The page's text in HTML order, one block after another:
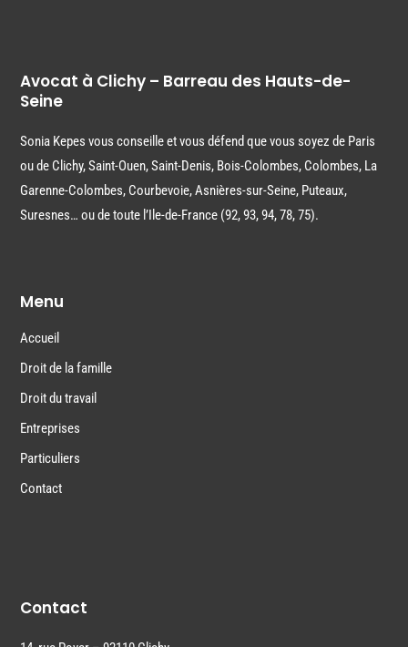
Avocat à Clichy – Barreau des Hauts-de-
Seine
Sonia Kepes vous conseille et vous défend que vous soyez de Paris
ou de Clichy, Saint-Ouen, Saint-Denis, Bois-Colombes, Colombes, La
Garenne-Colombes, Courbevoie, Asnières-sur-Seine, Puteaux,
Suresnes… ou de toute l’Ile-de-France (92, 93, 94, 78, 75).
Menu
Accueil
Droit de la famille
Droit du travail
Entreprises
Particuliers
Contact
Contact